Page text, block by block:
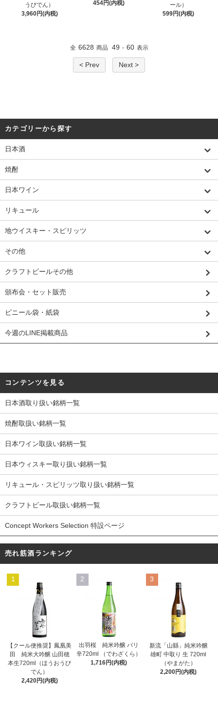
うびでん）
3,960円(内税)
454円(内税)
ール）
599円(内税)
全 6628 商品 49 - 60 表示
< Prev Next >
カテゴリーから探す
日本酒
焼酎
日本ワイン
リキュール
地ウイスキー・スピリッツ
その他
クラフトビールその他
頒布会・セット販売
ビニール袋・紙袋
今週のLINE掲載商品
コンテンツを見る
日本酒取り扱い銘柄一覧
焼酎取扱い銘柄一覧
日本ワイン取扱い銘柄一覧
日本ウィスキー取り扱い銘柄一覧
リキュール・スピリッツ取り扱い銘柄一覧
クラフトビール取扱い銘柄一覧
Concept Workers Selection 特設ページ
売れ筋酒ランキング
1
【クール便推奨】鳳凰美
田 純米大吟醸 山田穂
本生720ml（ほうおうび
でん）
2,420円(内税)
2
出羽桜 純米吟醸 バリ
辛720ml （でわざくら）
1,716円(内税)
3
新流「山縣」純米吟醸
雄町 中取り 生 720ml
（やまがた）
2,200円(内税)